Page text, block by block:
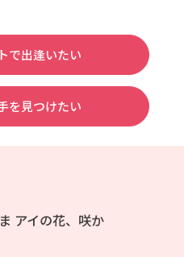
で出逢いたい
を見つけたい